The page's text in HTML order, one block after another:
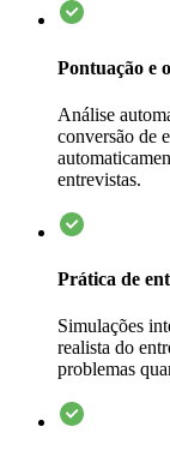
Pontuação e
Análise
conversão de
entrevistas.
Prática de
Simulações
realista do
problemas